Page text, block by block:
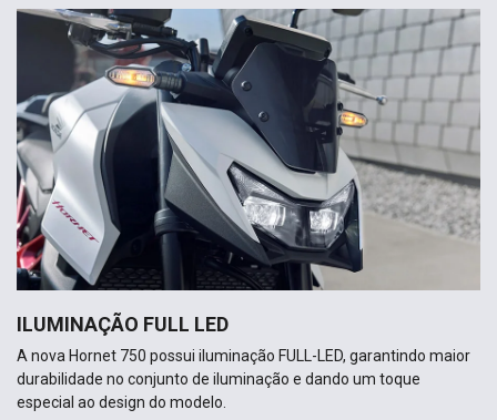
ILUMINAÇÃO FULL LED
A nova Hornet 750 possui iluminação FULL-LED, garantindo maior
durabilidade no conjunto de iluminação e dando um toque
especial ao design do modelo.